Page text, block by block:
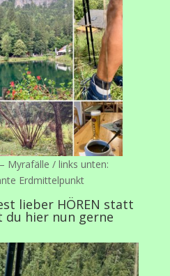
Myrafälle / links unten:
Erdmittelpunkt
lieber HÖREN statt
du hiernun gerne